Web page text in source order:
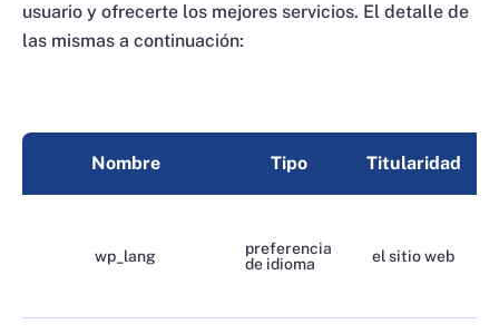
usuario y ofrecerte los mejores servicios. El detalle de
las mismas a continuación:
Nombre Tipo Titularidad
wp_lang
preferencia
de idioma
el sitio web